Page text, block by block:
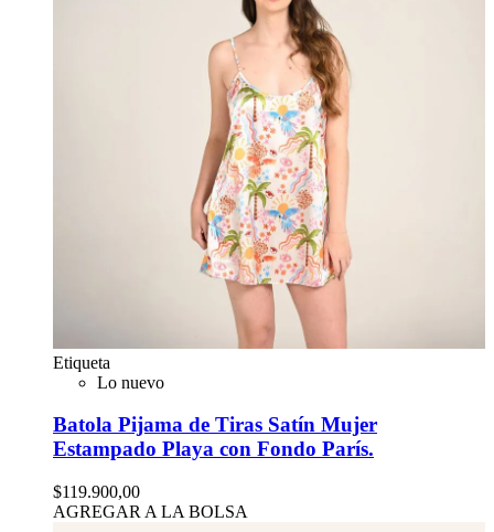
Etiqueta
Lo nuevo
Batola Pijama de Tiras Satín Mujer
Estampado Playa con Fondo París.
$119.900,00
AGREGAR A LA BOLSA